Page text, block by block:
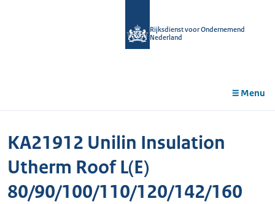
Rijksdienst voor Ondernemend
Nederland
Menu
KA21912 Unilin Insulation
Utherm Roof L(E)
80/90/100/110/120/142/160